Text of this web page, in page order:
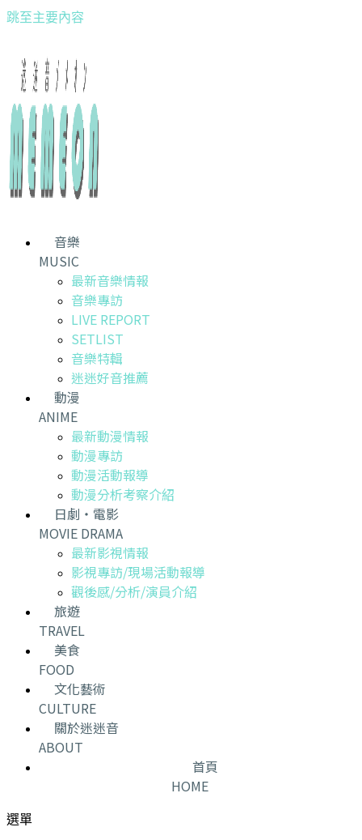
跳至主要內容
音樂
MUSIC
最新音樂情報
音樂專訪
LIVE REPORT
SETLIST
音樂特輯
迷迷好音推薦
動漫
ANIME
最新動漫情報
動漫專訪
動漫活動報導
動漫分析考察介紹
日劇・電影
MOVIE DRAMA
最新影視情報
影視專訪/現場活動報導
觀後感/分析/演員介紹
旅遊
TRAVEL
美食
FOOD
文化藝術
CULTURE
關於迷迷音
ABOUT
首頁
HOME
選單